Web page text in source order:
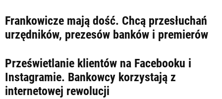
Frankowicze mają dość. Chcą przesłuchań
urzędników, prezesów banków i premierów
Prześwietlanie klientów na Facebooku i
Instagramie. Bankowcy korzystają z
internetowej rewolucji